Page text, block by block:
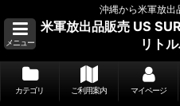
沖縄から米軍放出
メニュー
米軍放出品販売 US
リト
カテゴリ ご利用案内 マイページ